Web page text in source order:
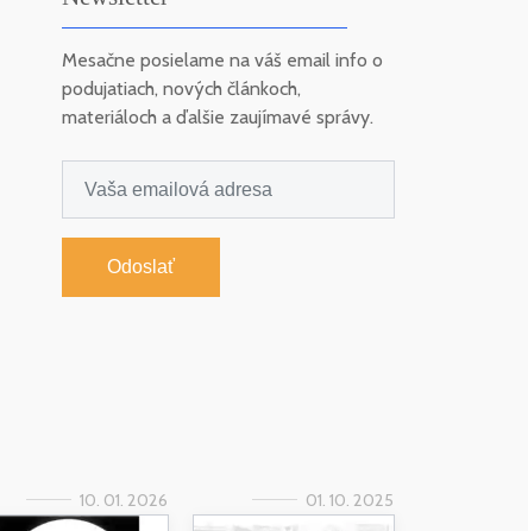
Mesačne posielame na váš email info o
podujatiach, nových článkoch,
materiáloch a ďalšie zaujímavé správy.
Odoslať
10. 01. 2026 01. 10. 2025